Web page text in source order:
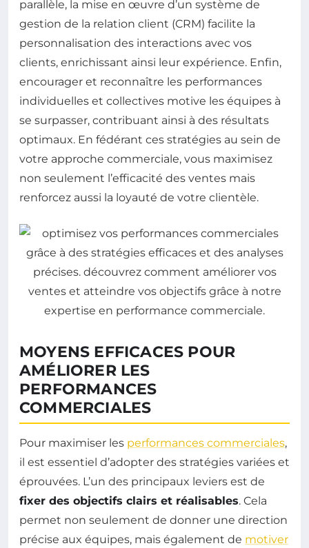
parallèle, la mise en œuvre d’un système de
gestion de la relation client (CRM) facilite la
personnalisation des interactions avec vos
clients, enrichissant ainsi leur expérience. Enfin,
encourager et reconnaître les performances
individuelles et collectives motive les équipes à
se surpasser, contribuant ainsi à des résultats
optimaux. En fédérant ces stratégies au sein de
votre approche commerciale, vous maximisez
non seulement l’efficacité des ventes mais
renforcez aussi la loyauté de votre clientèle.
MOYENS EFFICACES POUR
AMÉLIORER LES
PERFORMANCES
COMMERCIALES
Pour maximiser les performances commerciales,
il est essentiel d’adopter des stratégies variées et
éprouvées. L’un des principaux leviers est de
fixer des objectifs clairs et réalisables. Cela
permet non seulement de donner une direction
précise aux équipes, mais également de motiver